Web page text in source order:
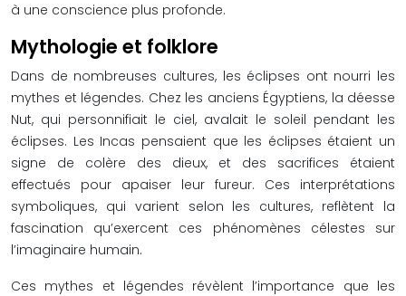
à une conscience plus profonde.
Mythologie et folklore
Dans de nombreuses cultures, les éclipses ont nourri les
mythes et légendes. Chez les anciens Égyptiens, la déesse
Nut, qui personnifiait le ciel, avalait le soleil pendant les
éclipses. Les Incas pensaient que les éclipses étaient un
signe de colère des dieux, et des sacrifices étaient
effectués pour apaiser leur fureur. Ces interprétations
symboliques, qui varient selon les cultures, reflètent la
fascination qu’exercent ces phénomènes célestes sur
l’imaginaire humain.
Ces mythes et légendes révèlent l’importance que les